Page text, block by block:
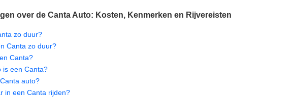
over de Canta Auto: Kosten, Kenmerken en Rijvereisten
zo duur?
Canta zo duur?
Canta?
is een Canta?
auto?
in een Canta rijden?